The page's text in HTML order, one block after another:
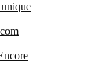
unique